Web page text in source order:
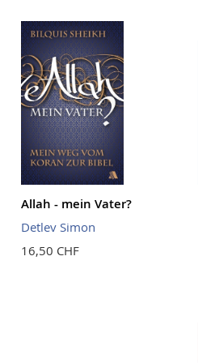
Allah - mein Vater?
Detlev Simon
16,50 CHF